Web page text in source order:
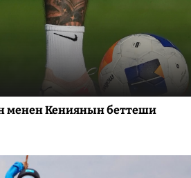
менен Кениянын беттеши